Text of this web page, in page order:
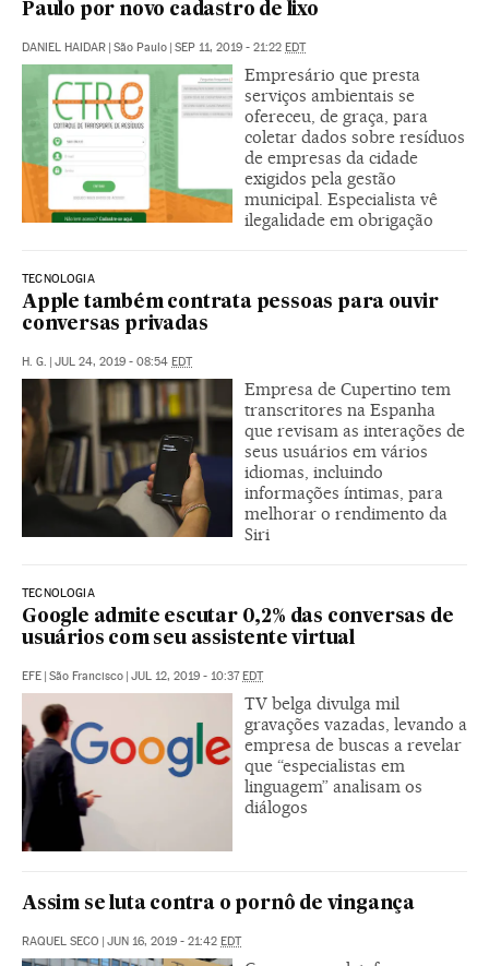
Paulo por novo cadastro de lixo
DANIEL HAIDAR São Paulo SEP 11, 2019 - 21:22 EDT
Empresário que presta
serviços ambientais se
ofereceu, de graça, para
coletar dados sobre resíduos
de empresas da cidade
exigidos pela gestão
municipal. Especialista vê
ilegalidade em obrigação
TECNOLOGIA
Apple também contrata pessoas para ouvir
conversas privadas
H. G. JUL 24, 2019 - 08:54 EDT
Empresa de Cupertino tem
transcritores na Espanha
que revisam as interações de
seus usuários em vários
idiomas, incluindo
informações íntimas, para
melhorar o rendimento da
Siri
TECNOLOGIA
Google admite escutar 0,2% das conversas de
usuários com seu assistente virtual
EFE São Francisco JUL 12, 2019 - 10:37 EDT
TV belga divulga mil
gravações vazadas, levando a
empresa de buscas a revelar
que “especialistas em
linguagem” analisam os
diálogos
Assim se luta contra o pornô de vingança
RAQUEL SECO JUN 16, 2019 - 21:42 EDT